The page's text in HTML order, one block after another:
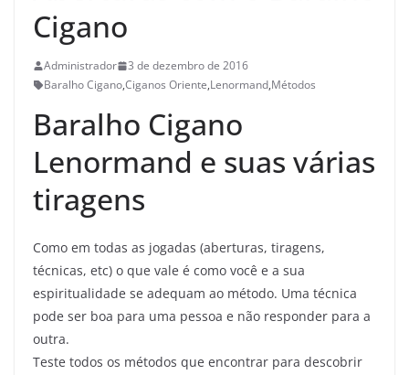
Cigano
Administrador
3 de dezembro de 2016
Baralho Cigano,Ciganos Oriente,Lenormand,Métodos
Baralho Cigano
Lenormand e suas várias
tiragens
Como em todas as jogadas (aberturas, tiragens,
técnicas, etc) o que vale é como você e a sua
espiritualidade se adequam ao método. Uma técnica
pode ser boa para uma pessoa e não responder para a
outra.
Teste todos os métodos que encontrar para descobrir